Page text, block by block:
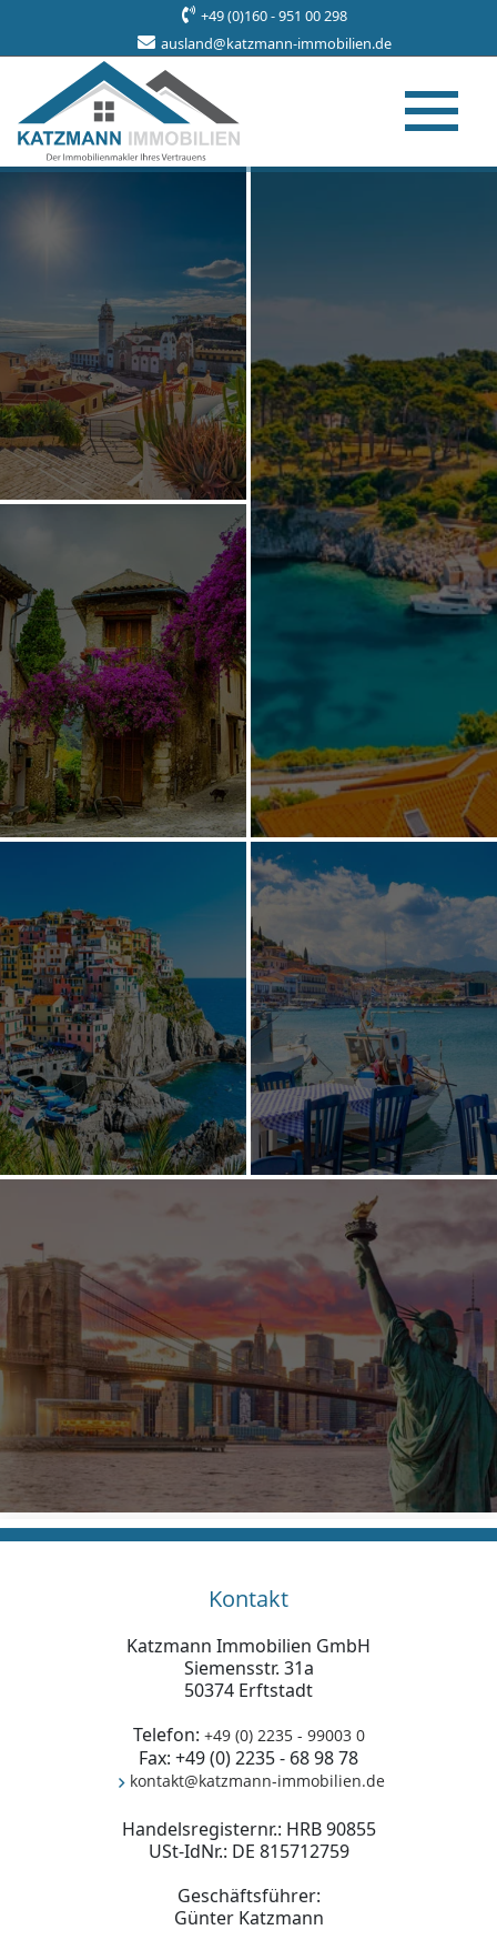
+49 (0)160 - 951 00 298
ausland@katzmann-immobilien.de
Kontakt
Katzmann Immobilien GmbH
Siemensstr. 31a
50374 Erftstadt
Telefon: +49 (0) 2235 - 99003 0
Fax: +49 (0) 2235 - 68 98 78
kontakt@katzmann-immobilien.de
Handelsregisternr.: HRB 90855
USt-IdNr.: DE 815712759
Geschäftsführer:
Günter Katzmann